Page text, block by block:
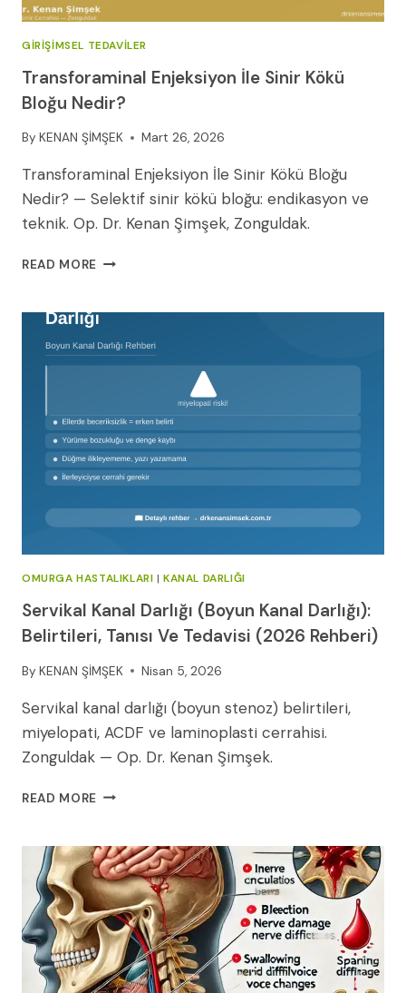
GIRIŞIMSEL TEDAVILER
Transforaminal Enjeksiyon İle Sinir Kökü
Bloğu Nedir?
By KENAN ŞİMŞEK Mart 26, 2026
Transforaminal Enjeksiyon İle Sinir Kökü Bloğu
Nedir? — Selektif sinir kökü bloğu: endikasyon ve
teknik. Op. Dr. Kenan Şimşek, Zonguldak.
READ MORE TRANSFORAMINAL
SINIR
BLOĞU
OMURGA HASTALIKLARI |KANAL DARLIĞI
Servikal Kanal Darlığı (Boyun Kanal Darlığı):
Belirtileri, Tanısı Ve Tedavisi (2026 Rehberi)
By KENAN ŞİMŞEK Nisan 5, 2026
Servikal kanal darlığı (boyun stenoz) belirtileri,
miyelopati, ACDF ve laminoplasti cerrahisi.
Zonguldak — Op. Dr. Kenan Şimşek.
READ MORE SERVIKAL
(BOYUN
KANAL
DARLIĞI):
BELIRTILERI,
TANISI
VE
TEDAVISI
(2026